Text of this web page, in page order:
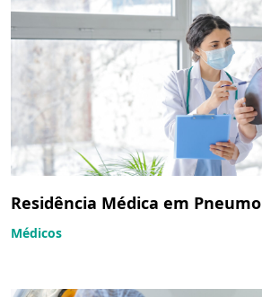
Residência Médica em
Médicos